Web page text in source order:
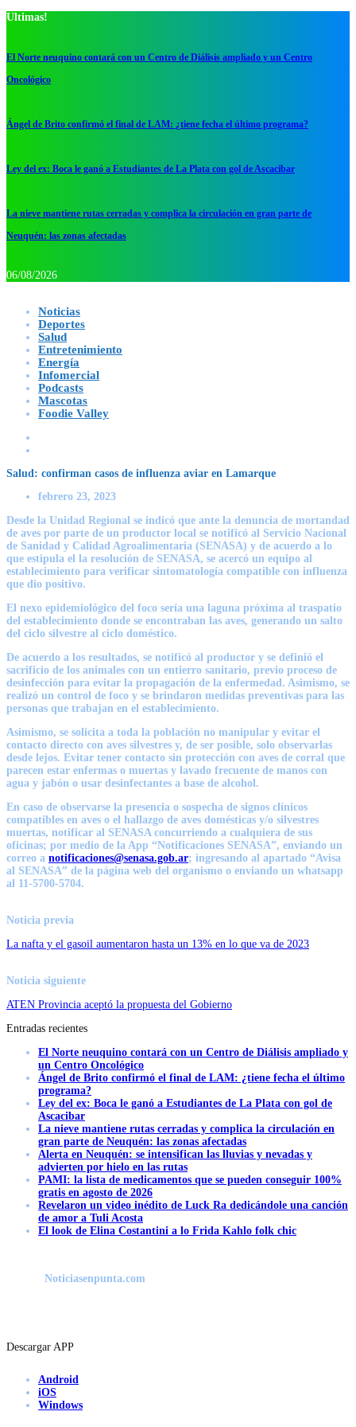
Ultimas!
El Norte neuquino contará con un Centro de Diálisis ampliado y un Centro
Oncológico
Ángel de Brito confirmó el final de LAM: ¿tiene fecha el último programa?
Ley del ex: Boca le ganó a Estudiantes de La Plata con gol de Ascacibar
La nieve mantiene rutas cerradas y complica la circulación en gran parte de
Neuquén: las zonas afectadas
06/08/2026
Noticias
Deportes
Salud
Entretenimiento
Energía
Infomercial
Podcasts
Mascotas
Foodie Valley
Salud: confirman casos de influenza aviar en Lamarque
febrero 23, 2023
Desde la Unidad Regional se indicó que ante la denuncia de mortandad
de aves por parte de un productor local se notificó al Servicio Nacional
de Sanidad y Calidad Agroalimentaria (SENASA) y de acuerdo a lo
que estipula el la resolución de SENASA, se acercó un equipo al
establecimiento para verificar sintomatología compatible con influenza
que dio positivo.
El nexo epidemiológico del foco sería una laguna próxima al traspatio
del establecimiento donde se encontraban las aves, generando un salto
del ciclo silvestre al ciclo doméstico.
De acuerdo a los resultados, se notificó al productor y se definió el
sacrificio de los animales con un entierro sanitario, previo proceso de
desinfección para evitar la propagación de la enfermedad. Asimismo, se
realizó un control de foco y se brindaron medidas preventivas para las
personas que trabajan en el establecimiento.
Asimismo, se solicita a toda la población no manipular y evitar el
contacto directo con aves silvestres y, de ser posible, solo observarlas
desde lejos. Evitar tener contacto sin protección con aves de corral que
parecen estar enfermas o muertas y lavado frecuente de manos con
agua y jabón o usar desinfectantes a base de alcohol.
En caso de observarse la presencia o sospecha de signos clínicos
compatibles en aves o el hallazgo de aves domésticas y/o silvestres
muertas, notificar al SENASA concurriendo a cualquiera de sus
oficinas; por medio de la App “Notificaciones SENASA”, enviando un
correo a notificaciones@senasa.gob.ar; ingresando al apartado “Avisa
al SENASA” de la página web del organismo o enviando un whatsapp
al 11-5700-5704.
Noticia previa
La nafta y el gasoil aumentaron hasta un 13% en lo que va de 2023
Noticia siguiente
ATEN Provincia aceptó la propuesta del Gobierno
Entradas recientes
El Norte neuquino contará con un Centro de Diálisis ampliado y
un Centro Oncológico
Ángel de Brito confirmó el final de LAM: ¿tiene fecha el último
programa?
Ley del ex: Boca le ganó a Estudiantes de La Plata con gol de
Ascacibar
La nieve mantiene rutas cerradas y complica la circulación en
gran parte de Neuquén: las zonas afectadas
Alerta en Neuquén: se intensifican las lluvias y nevadas y
advierten por hielo en las rutas
PAMI: la lista de medicamentos que se pueden conseguir 100%
gratis en agosto de 2026
Revelaron un video inédito de Luck Ra dedicándole una canción
de amor a Tuli Acosta
El look de Elina Costantini a lo Frida Kahlo folk chic
Noticiasenpunta.com
Descargar APP
Android
iOS
Windows